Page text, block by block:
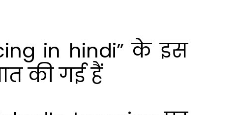
in hindi” के इस
की गई हैं